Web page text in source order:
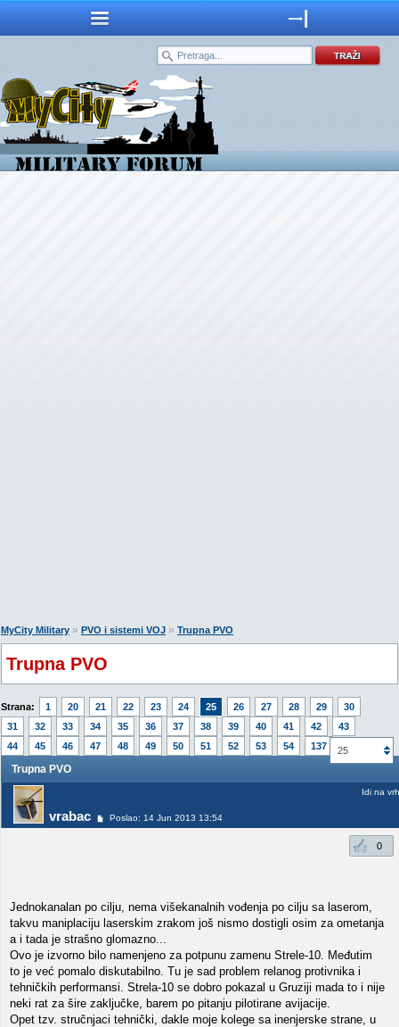
MyCity Military » PVO i sistemi VOJ » Trupna PVO
Trupna PVO
Strana: 1 20 21 22 23 24 25 26 27 28 29
30
31
32 33 34 35 36 37 38 39 40 41 42
43
44
45 46 47 48 49 50 51 52 53 54 137 25
Trupna PVO
vrabac Poslao: 14 Jun 2013 13:54
Idi na vrh
0
Jednokanalan po cilju, nema višekanalnih vođenja po cilju sa laserom,
takvu maniplaciju laserskim zrakom još nismo dostigli osim za ometanja
a i tada je strašno glomazno...
Ovo je izvorno bilo namenjeno za potpunu zamenu Strele-10. Međutim
to je već pomalo diskutabilno. Tu je sad problem relanog protivnika i
tehničkih performansi. Strela-10 se dobro pokazal u Gruziji mada to i nije
neki rat za šire zaključke, barem po pitanju pilotirane avijacije.
Opet tzv. stručnjaci tehnički, dakle moje kolege sa inenjerske strane, u